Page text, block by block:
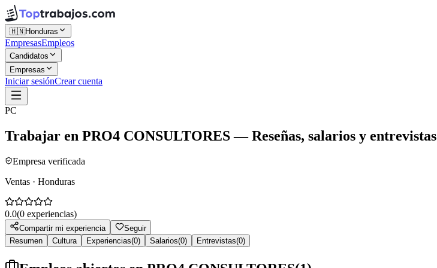
🇭🇳Honduras
EmpresasEmpleos
Candidatos
Empresas
Iniciar sesiónCrear cuenta
PC
Trabajar en PRO4 CONSULTORES— Reseñas, salarios y entrevistas
Empresa verificada
Ventas · Honduras
0.0(0 experiencias)
Compartir mi experiencia
Seguir
Resumen
Cultura Experiencias(0) Salarios(0) Entrevistas(0)